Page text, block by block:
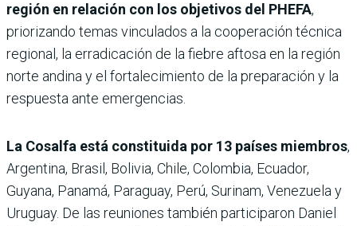
región en relación con los objetivos del PHEFA,
priorizando temas vinculados a la cooperación técnica
regional, la erradicación de la fiebre aftosa en la región
norte andina y el fortalecimiento de la preparación y la
respuesta ante emergencias.
La Cosalfa está constituida por 13 países miembros,
Argentina, Brasil, Bolivia, Chile, Colombia, Ecuador,
Guyana, Panamá, Paraguay, Perú, Surinam, Venezuela y
Uruguay. De las reuniones también participaron Daniel